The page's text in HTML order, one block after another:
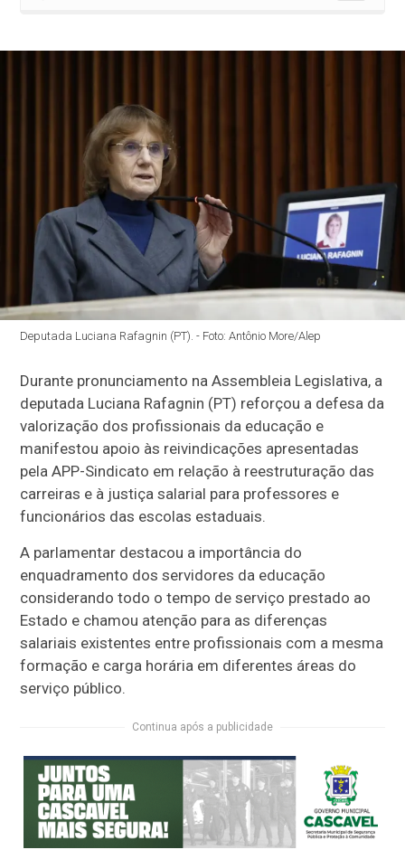
Deputada Luciana Rafagnin (PT). - Foto: Antônio More/Alep
Durante pronunciamento na Assembleia Legislativa, a
deputada Luciana Rafagnin (PT) reforçou a defesa da
valorização dos profissionais da educação e
manifestou apoio às reivindicações apresentadas
pela APP-Sindicato em relação à reestruturação das
carreiras e à justiça salarial para professores e
funcionários das escolas estaduais.
A parlamentar destacou a importância do
enquadramento dos servidores da educação
considerando todo o tempo de serviço prestado ao
Estado e chamou atenção para as diferenças
salariais existentes entre profissionais com a mesma
formação e carga horária em diferentes áreas do
serviço público.
Continua após a publicidade